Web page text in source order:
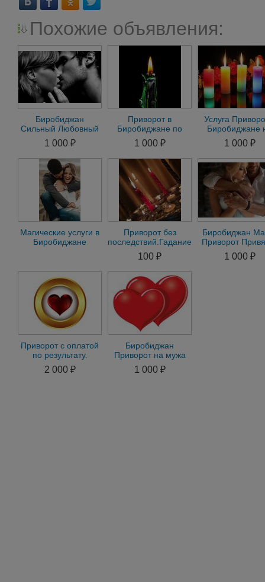
Похожие объявления:
Биробиджан
Сильный Любовный
Приворот на
Мужчину на
Женщину Гадание
1 000 ₽
Приворот в
Биробиджане по
Фото на Мужчину.
Приворот на
Женщину
1 000 ₽
Услуга
Биробиджане
Мужчину.
на Женщину по
1 000 ₽
Магические услуги в
Биробиджане
Приворот без
последствий.Гадание
на Таро.Снятие
негатива
100 ₽
Биробиджан
Приворот
Присушка
1 000 ₽
Приворот с оплатой
по результату.
Приворот без
последствий.Гадание
2 000 ₽
Биробиджан
Приворот на мужа
Приворот на жену
1 000 ₽